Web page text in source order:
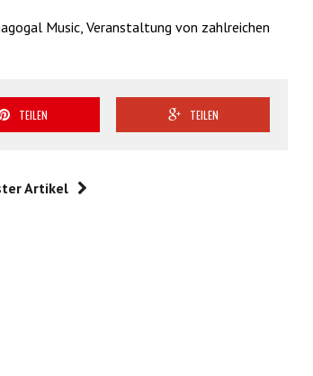
Music, Veranstaltung von zahlreichen
TEILEN TEILEN
Artikel